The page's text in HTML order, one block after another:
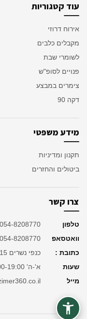
עוד קטגוריות
אירוח דרוזי
מקבלים כלבים
לשומרי שבת
פנויים לסופ"ש
צימרים במבצע
דקה 90
מידע משפטי
תקנון ומדיניות
ביטולים והחזרים
צרו קשר
טלפון
054-8208770
וואטסאפ
054-8208770
כתובת :
כנפי נשרים 15, ירושלים, ישראל
שעות
א'-ה' 9:00-19:00
מייל